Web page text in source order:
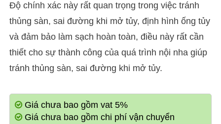
Độ chính xác này rất quan trọng trong việc tránh
thủng sàn, sai đường khi mở tủy, định hình ống tủy
và đảm bảo làm sạch hoàn toàn, điều này rất cần
thiết cho sự thành công của quá trình nội nha giúp
tránh thủng sàn, sai đường khi mở tủy.
Giá chưa bao gồm vat 5%
Giá chưa bao gồm chi phí vận chuyển